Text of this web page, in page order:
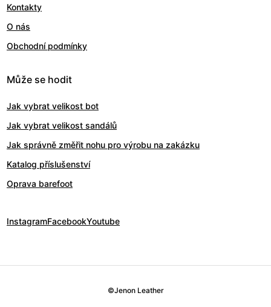
Kontakty
O nás
Obchodní podmínky
Může se hodit
Jak vybrat velikost bot
Jak vybrat velikost sandálů
Jak správně změřit nohu pro výrobu na zakázku
Katalog příslušenství
Oprava barefoot
InstagramFacebookYoutube
©Jenon Leather